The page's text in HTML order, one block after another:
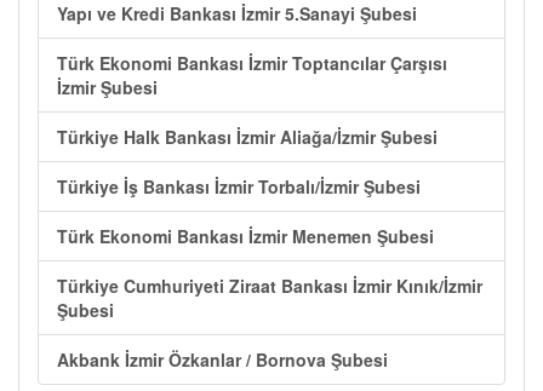
Yapı ve Kredi Bankası İzmir 5.Sanayi Şubesi
Türk Ekonomi Bankası İzmir Toptancılar Çarşısı
İzmir Şubesi
Türkiye Halk Bankası İzmir Aliağa/İzmir Şubesi
Türkiye İş Bankası İzmir Torbalı/İzmir Şubesi
Türk Ekonomi Bankası İzmir Menemen Şubesi
Türkiye Cumhuriyeti Ziraat Bankası İzmir Kınık/İzmir
Şubesi
Akbank İzmir Özkanlar / Bornova Şubesi